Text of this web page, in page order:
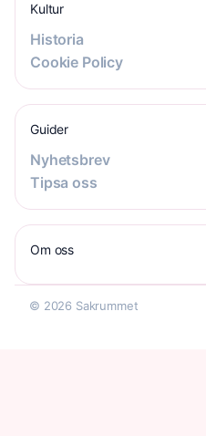
Kultur
Historia
Cookie Policy
Guider
Nyhetsbrev
Tipsa oss
Om oss
© 2026 Sakrummet